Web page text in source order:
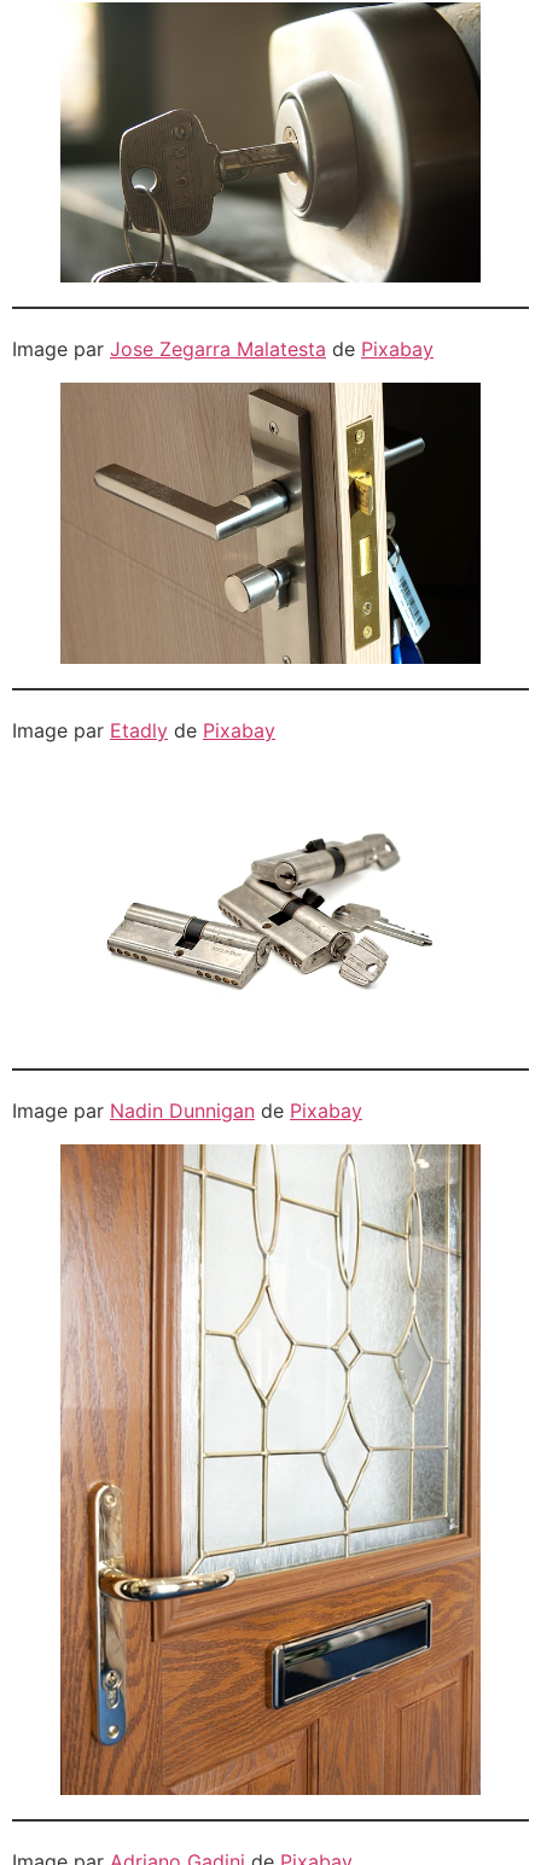
Image par Jose Zegarra Malatesta de Pixabay
Image par Etadly de Pixabay
Image par Nadin Dunnigan de Pixabay